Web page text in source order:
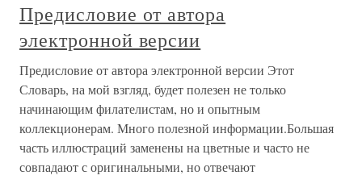
Предисловие от автора
электронной версии
Предисловие от автора электронной версии Этот
Словарь, на мой взгляд, будет полезен не только
начинающим филателистам, но и опытным
коллекционерам. Много полезной информации.Большая
часть иллюстраций заменены на цветные и часто не
совпадают с оригинальными, но отвечают